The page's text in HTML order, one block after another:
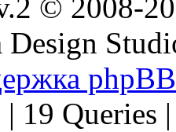
© 2008-
Design
phpBB
19 Queries